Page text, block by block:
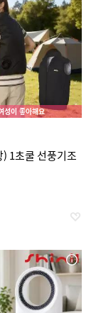
성이 좋아해요
1초쿨 선풍기조